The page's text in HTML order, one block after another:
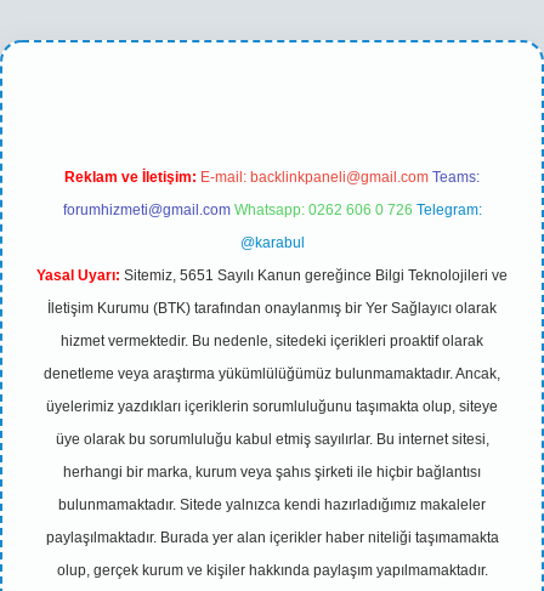
betexper yeni giriş
Reklam ve İletişim: E-mail: backlinkpaneli@gmail.com Teams:
forumhizmeti@gmail.com Whatsapp: 0262 606 0 726 Telegram:
@karabul
Yasal Uyarı: Sitemiz, 5651 Sayılı Kanun gereğince Bilgi Teknolojileri ve
İletişim Kurumu (BTK) tarafından onaylanmış bir Yer Sağlayıcı olarak
hizmet vermektedir. Bu nedenle, sitedeki içerikleri proaktif olarak
denetleme veya araştırma yükümlülüğümüz bulunmamaktadır. Ancak,
üyelerimiz yazdıkları içeriklerin sorumluluğunu taşımakta olup, siteye
üye olarak bu sorumluluğu kabul etmiş sayılırlar. Bu internet sitesi,
herhangi bir marka, kurum veya şahıs şirketi ile hiçbir bağlantısı
bulunmamaktadır. Sitede yalnızca kendi hazırladığımız makaleler
paylaşılmaktadır. Burada yer alan içerikler haber niteliği taşımamakta
olup, gerçek kurum ve kişiler hakkında paylaşım yapılmamaktadır.